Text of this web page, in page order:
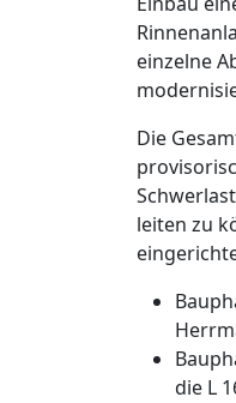
einzelne
Die
leiten zu
die L